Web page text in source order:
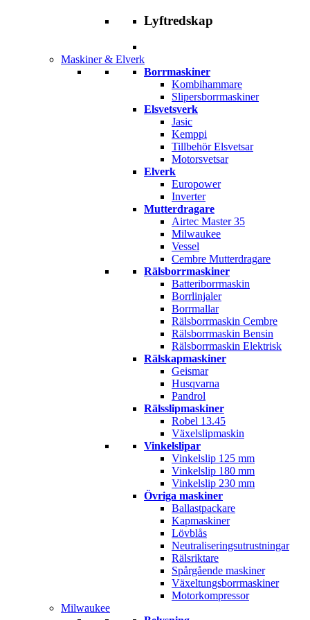
Lyftredskap
Maskiner & Elverk
Borrmaskiner
Kombihammare
Slipersborrmaskiner
Elsvetsverk
Jasic
Kemppi
Tillbehör Elsvetsar
Motorsvetsar
Elverk
Europower
Inverter
Mutterdragare
Airtec Master 35
Milwaukee
Vessel
Cembre Mutterdragare
Rälsborrmaskiner
Batteriborrmaskin
Borrlinjaler
Borrmallar
Rälsborrmaskin Cembre
Rälsborrmaskin Bensin
Rälsborrmaskin Elektrisk
Rälskapmaskiner
Geismar
Husqvarna
Pandrol
Rälsslipmaskiner
Robel 13.45
Växelslipmaskin
Vinkelslipar
Vinkelslip 125 mm
Vinkelslip 180 mm
Vinkelslip 230 mm
Övriga maskiner
Ballastpackare
Kapmaskiner
Lövblås
Neutraliseringsutrustningar
Rälsriktare
Spårgående maskiner
Växeltungsborrmaskiner
Motorkompressor
Milwaukee